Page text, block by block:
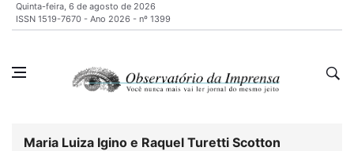
Quinta-feira, 6 de agosto de 2026
ISSN 1519-7670 - Ano 2026 - nº 1399
Maria Luiza Igino e Raquel Turetti Scotton